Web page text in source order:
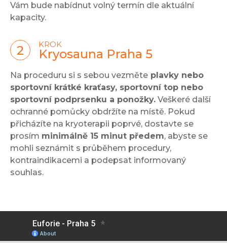
Vám bude nabídnut volný termín dle aktuální
kapacity.
KROK
Kryosauna Praha 5
Na proceduru si s sebou vezměte plavky nebo
sportovní krátké kraťasy, sportovní top nebo
sportovní podprsenku a ponožky. Veškeré další
ochranné pomůcky obdržíte na místě. Pokud
přicházíte na kryoterapii poprvé, dostavte se
prosím minimálně 15 minut předem, abyste se
mohli seznámit s průběhem procedury,
kontraindikacemi a podepsat informovaný
souhlas.